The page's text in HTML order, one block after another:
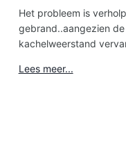
Het probleem is
gebrand..aangezien
kachelweerstand
Lees meer...